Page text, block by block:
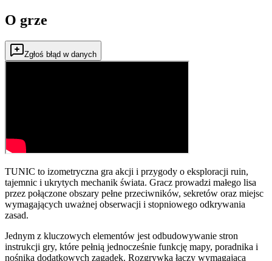
O grze
Zgłoś błąd w danych
TUNIC to izometryczna gra akcji i przygody o eksploracji ruin,
tajemnic i ukrytych mechanik świata. Gracz prowadzi małego lisa
przez połączone obszary pełne przeciwników, sekretów oraz miejsc
wymagających uważnej obserwacji i stopniowego odkrywania
zasad.
Jednym z kluczowych elementów jest odbudowywanie stron
instrukcji gry, które pełnią jednocześnie funkcję mapy, poradnika i
nośnika dodatkowych zagadek. Rozgrywka łączy wymagającą